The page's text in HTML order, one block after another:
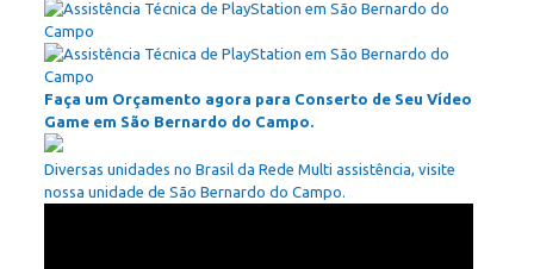
Faça um Orçamento agora para Conserto de Seu Vídeo
Game em São Bernardo do Campo.
Diversas unidades no Brasil da Rede Multi assistência, visite
nossa unidade de São Bernardo do Campo.